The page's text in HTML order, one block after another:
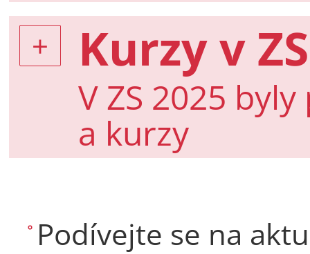
Kurzy v
V ZS 2025
a kurzy
Podívejte se na